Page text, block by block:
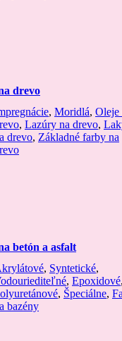
drevo
, Moridlá, Oleje
, Lazúry na drevo,
drevo, Základné farby na
betón a asfalt
, Syntetické,
, Epoxidové,
, Špeciálne,
bazény